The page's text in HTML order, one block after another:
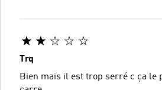
Trq
Bien mais il est trop serré c ça le